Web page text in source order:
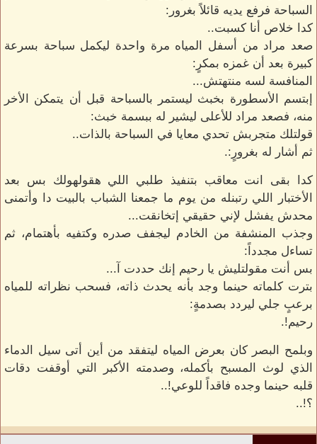
السباحة فرفع يديه قائلاً بغرور:
كدا خلاص أنا كسبت..
صعد مراد من أسفل المياه مرة واحدة ليكمل سباحة بسرعة
كبيرة بعد أن غمزه بمكرٍ:
المنافسة لسه منتهتش...
إبتسم الأسطورة بخبث ليستمر بالسباحة قبل أن يتمكن الأخر
منه، فصعد مراد للأعلى ليشير له ببسمة خبث:
قولتلك متجربش تحدي معايا في السباحة بالذات..
ثم أشار له بغرورٍ:.
كدا بقى انت معاقب بتنفيذ طلبي اللي هقولهولك بس بعد
الأختبار اللي رتبنله من يوم ما جمعنا الشباب بالبيت دا وأتمنى
محدش يفشل لإني حقيقي إتخانقت...
وجذب المنشفة من الخادم ليجفف صدره وكتفيه بأهتمام، ثم
تساءل مجدداً:
بس أنت مقولتليش يا رحيم إنك حددت آ...
بترت كلماته حينما وجد بأنه يحدث ذاته، فسحب نظراته للمياه
برعبٍ جلي ليردد بصدمةٍ:
رحيم!.
وبلمح البصر كان بعرض المياه ليتفقد من أين أتى سيل الدماء
الذي لوث المسبح بأكمله، وصدمته الأكبر التي أوقفت دقات
قلبه حينما وجده فاقداً للوعي!..
؟!..